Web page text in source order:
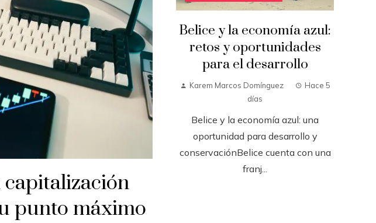
capitalización
punto máximo
Belice y la economía azul:
retos y oportunidades
para el desarrollo
Karem Marcos Domínguez
Hace 5
días
Belice y la economía azul: una
oportunidad para desarrollo y
conservaciónBelice cuenta con una
franj...